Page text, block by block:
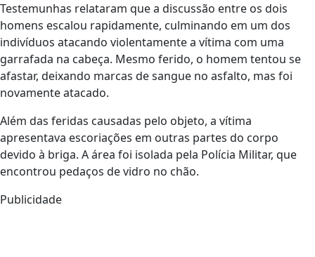
Testemunhas relataram que a discussão entre os dois
homens escalou rapidamente, culminando em um dos
indivíduos atacando violentamente a vítima com uma
garrafada na cabeça. Mesmo ferido, o homem tentou se
afastar, deixando marcas de sangue no asfalto, mas foi
novamente atacado.
Além das feridas causadas pelo objeto, a vítima
apresentava escoriações em outras partes do corpo
devido à briga. A área foi isolada pela Polícia Militar, que
encontrou pedaços de vidro no chão.
Publicidade